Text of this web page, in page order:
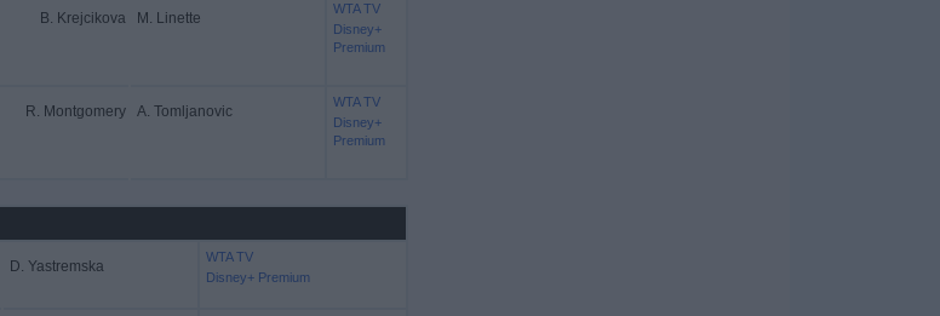
B. Krejcikova M. Linette
WTA TV
Disney+
Premium
R. Montgomery A. Tomljanovic
WTA TV
Disney+
Premium
D. Yastremska
WTA TV
Disney+ Premium